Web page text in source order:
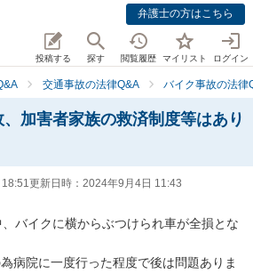
弁護士の方はこちら
投稿する 探す 閲覧履歴 マイリスト ログイン
交通事故の法律Q&A バイク事故の法律
加害者家族の救済制度等はあり
更新日時： 2024年9月4日 11:43
バイクに横からぶつけられ車が全損とな
病院に一度行った程度で後は問題ありま